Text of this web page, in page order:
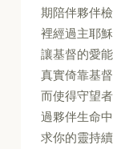
期陪伴夥伴
裡經過主耶
讓基督的愛
真實倚靠基
而使得守望
過夥伴生命
求你的靈持